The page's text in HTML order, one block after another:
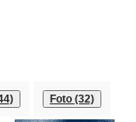
Foto (32)